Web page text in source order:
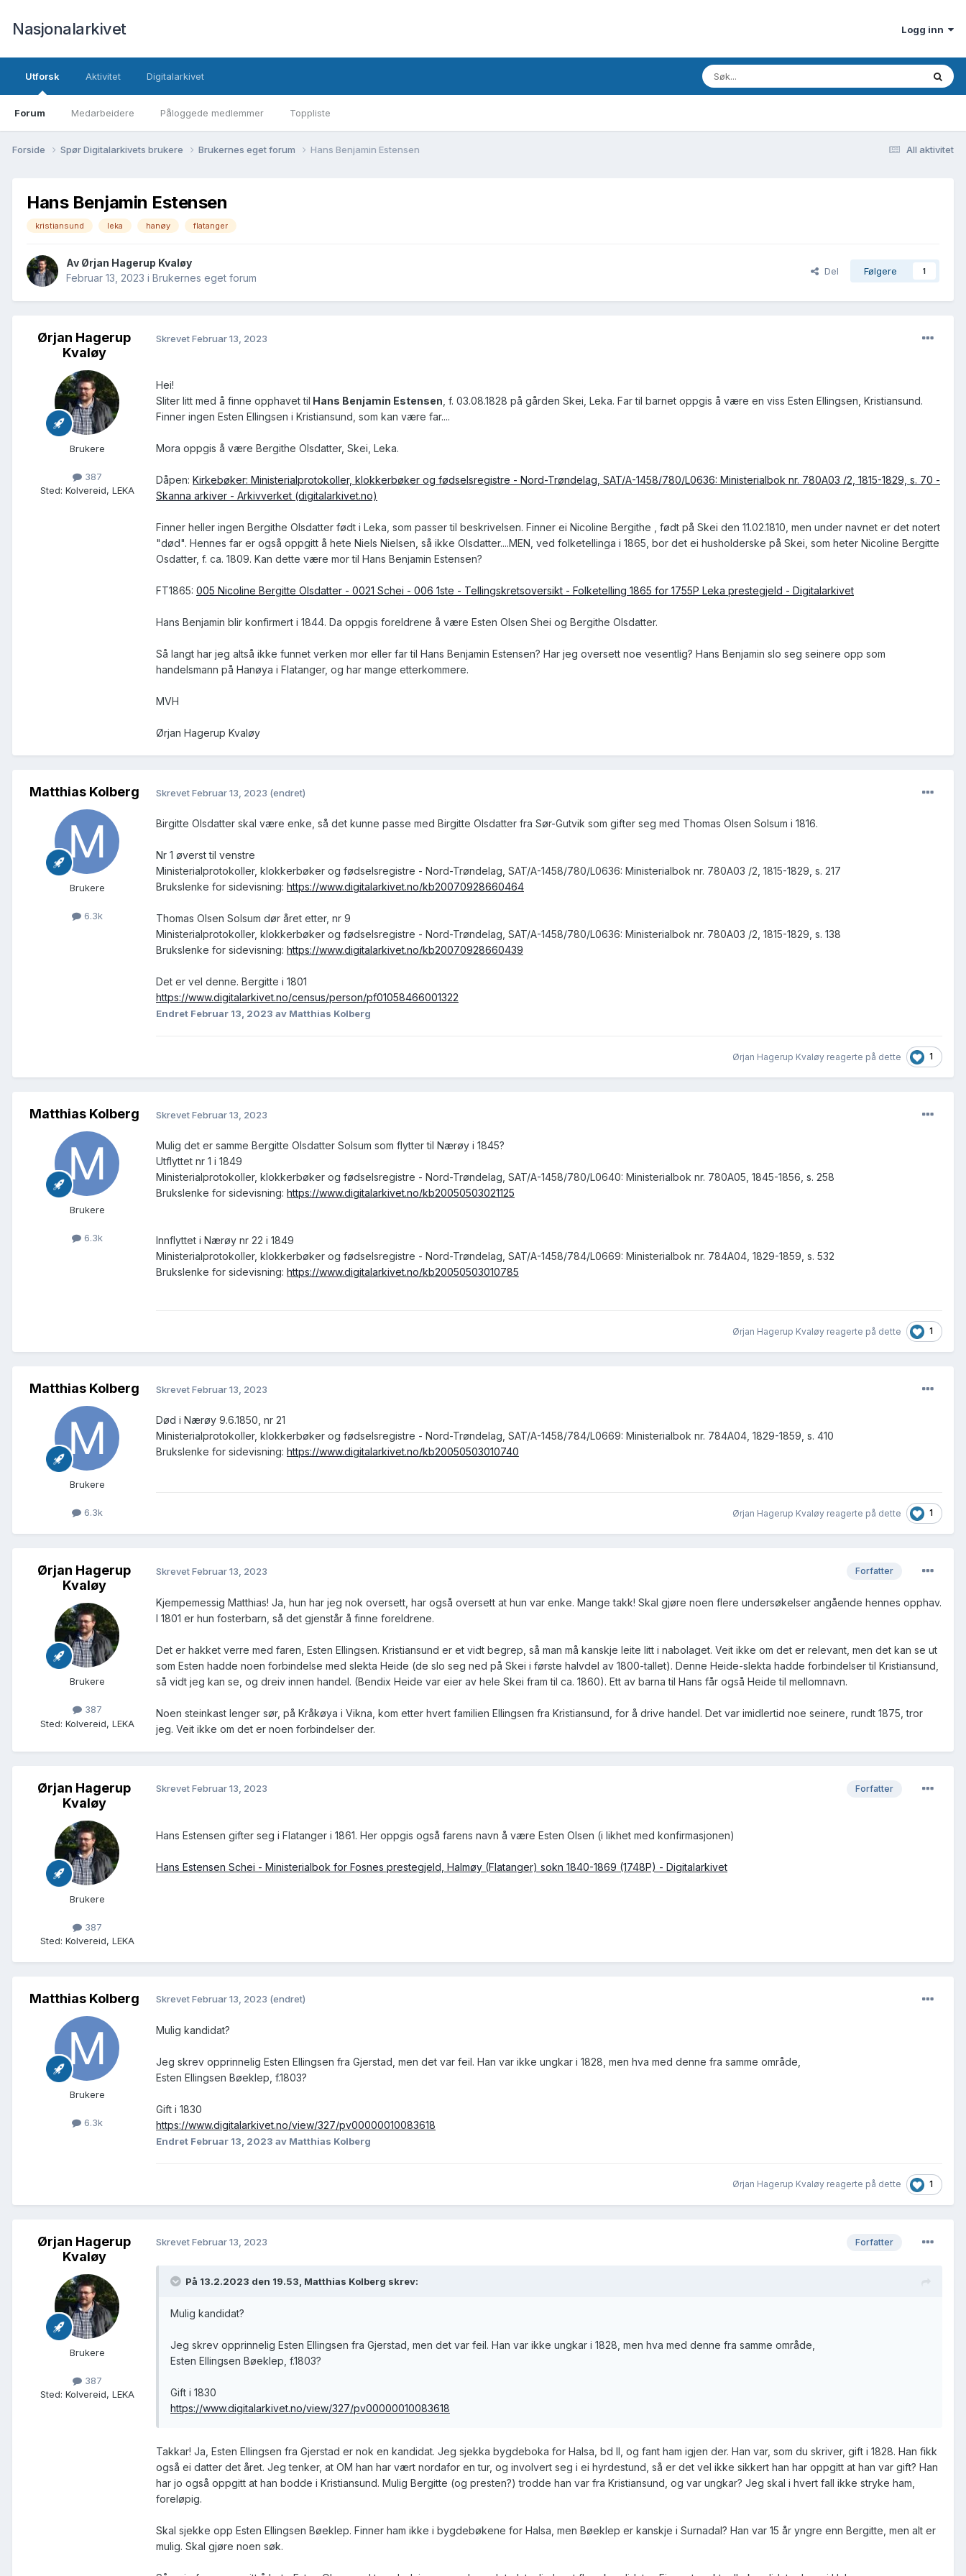
Nasjonalarkivet Logg inn
Utforsk
Forum Medarbeidere Påloggede medlemmer Toppliste
Aktivitet Digitalarkivet
All aktivitet
Forside Spør Digitalarkivets brukere Brukernes eget forum Hans Benjamin Estensen
Hans Benjamin Estensen
kristiansund leka hanøy flatanger
Av Ørjan Hagerup Kvaløy
Februar 13, 2023 i Brukernes eget forum
Del Følgere 1
Ørjan Hagerup
Kvaløy
Brukere
387
Sted: Kolvereid, LEKA
SkrevetFebruar 13, 2023
Hei!
Sliter litt med å finne opphavet til Hans Benjamin Estensen , f. 03.08.1828 på gården Skei, Leka. Far til barnet oppgis å være en viss Esten Ellingsen, Kristiansund.
Finner ingen Esten Ellingsen i Kristiansund, som kan være far....
Mora oppgis å være Bergithe Olsdatter, Skei, Leka.
Dåpen: Kirkebøker: Ministerialprotokoller, klokkerbøker og fødselsregistre - Nord-Trøndelag, SAT/A-1458/780/L0636: Ministerialbok nr. 780A03 /2, 1815-1829, s. 70 -
Skanna arkiver - Arkivverket (digitalarkivet.no)
Finner heller ingen Bergithe Olsdatter født i Leka, som passer til beskrivelsen. Finner ei Nicoline Bergithe , født på Skei den 11.02.1810, men under navnet er det notert
"død". Hennes far er også oppgitt å hete Niels Nielsen, så ikke Olsdatter....MEN, ved folketellinga i 1865, bor det ei husholderske på Skei, som heter Nicoline Bergitte
Osdatter, f. ca. 1809. Kan dette være mor til Hans Benjamin Estensen?
FT1865: 005 Nicoline Bergitte Olsdatter - 0021 Schei - 006 1ste - Tellingskretsoversikt - Folketelling 1865 for 1755P Leka prestegjeld - Digitalarkivet
Hans Benjamin blir konfirmert i 1844. Da oppgis foreldrene å være Esten Olsen Shei og Bergithe Olsdatter.
Så langt har jeg altså ikke funnet verken mor eller far til Hans Benjamin Estensen? Har jeg oversett noe vesentlig? Hans Benjamin slo seg seinere opp som
handelsmann på Hanøya i Flatanger, og har mange etterkommere.
MVH
Ørjan Hagerup Kvaløy
Matthias Kolberg
Brukere
6.3k
SkrevetFebruar 13, 2023 (endret)
Birgitte Olsdatter skal være enke, så det kunne passe med Birgitte Olsdatter fra Sør-Gutvik som gifter seg med Thomas Olsen Solsum i 1816.
Nr 1 øverst til venstre
Ministerialprotokoller, klokkerbøker og fødselsregistre - Nord-Trøndelag, SAT/A-1458/780/L0636: Ministerialbok nr. 780A03 /2, 1815-1829, s. 217
Brukslenke for sidevisning: https://www.digitalarkivet.no/kb20070928660464
Thomas Olsen Solsum dør året etter, nr 9
Ministerialprotokoller, klokkerbøker og fødselsregistre - Nord-Trøndelag, SAT/A-1458/780/L0636: Ministerialbok nr. 780A03 /2, 1815-1829, s. 138
Brukslenke for sidevisning: https://www.digitalarkivet.no/kb20070928660439
Det er vel denne. Bergitte i 1801
https://www.digitalarkivet.no/census/person/pf01058466001322
Endret Februar 13, 2023 av Matthias Kolberg
Ørjan Hagerup Kvaløy reagerte på dette 1
Matthias Kolberg
Brukere
6.3k
SkrevetFebruar 13, 2023
Mulig det er samme Bergitte Olsdatter Solsum som flytter til Nærøy i 1845?
Utflyttet nr 1 i 1849
Ministerialprotokoller, klokkerbøker og fødselsregistre - Nord-Trøndelag, SAT/A-1458/780/L0640: Ministerialbok nr. 780A05, 1845-1856, s. 258
Brukslenke for sidevisning: https://www.digitalarkivet.no/kb20050503021125
Innflyttet i Nærøy nr 22 i 1849
Ministerialprotokoller, klokkerbøker og fødselsregistre - Nord-Trøndelag, SAT/A-1458/784/L0669: Ministerialbok nr. 784A04, 1829-1859, s. 532
Brukslenke for sidevisning: https://www.digitalarkivet.no/kb20050503010785
Ørjan Hagerup Kvaløy reagerte på dette 1
Matthias Kolberg
Brukere
6.3k
SkrevetFebruar 13, 2023
Død i Nærøy 9.6.1850, nr 21
Ministerialprotokoller, klokkerbøker og fødselsregistre - Nord-Trøndelag, SAT/A-1458/784/L0669: Ministerialbok nr. 784A04, 1829-1859, s. 410
Brukslenke for sidevisning: https://www.digitalarkivet.no/kb20050503010740
Ørjan Hagerup Kvaløy reagerte på dette 1
Ørjan Hagerup
Kvaløy
Brukere
387
Sted: Kolvereid, LEKA
Forfatter
SkrevetFebruar 13, 2023
Kjempemessig Matthias! Ja, hun har jeg nok oversett, har også oversett at hun var enke. Mange takk! Skal gjøre noen flere undersøkelser angående hennes opphav.
I 1801 er hun fosterbarn, så det gjenstår å finne foreldrene.
Det er hakket verre med faren, Esten Ellingsen. Kristiansund er et vidt begrep, så man må kanskje leite litt i nabolaget. Veit ikke om det er relevant, men det kan se ut
som Esten hadde noen forbindelse med slekta Heide (de slo seg ned på Skei i første halvdel av 1800-tallet). Denne Heide-slekta hadde forbindelser til Kristiansund,
så vidt jeg kan se, og dreiv innen handel. (Bendix Heide var eier av hele Skei fram til ca. 1860). Ett av barna til Hans får også Heide til mellomnavn.
Noen steinkast lenger sør, på Kråkøya i Vikna, kom etter hvert familien Ellingsen fra Kristiansund, for å drive handel. Det var imidlertid noe seinere, rundt 1875, tror
jeg. Veit ikke om det er noen forbindelser der.
Ørjan Hagerup
Kvaløy
Brukere
387
Sted: Kolvereid, LEKA
Forfatter
SkrevetFebruar 13, 2023
Hans Estensen gifter seg i Flatanger i 1861. Her oppgis også farens navn å være Esten Olsen (i likhet med konfirmasjonen)
Hans Estensen Schei - Ministerialbok for Fosnes prestegjeld, Halmøy (Flatanger) sokn 1840-1869 (1748P) - Digitalarkivet
Matthias Kolberg
Brukere
6.3k
SkrevetFebruar 13, 2023 (endret)
Mulig kandidat?
Jeg skrev opprinnelig Esten Ellingsen fra Gjerstad, men det var feil. Han var ikke ungkar i 1828, men hva med denne fra samme område,
Esten Ellingsen Bøeklep, f.1803?
Gift i 1830
https://www.digitalarkivet.no/view/327/pv00000010083618
Endret Februar 13, 2023 av Matthias Kolberg
Ørjan Hagerup Kvaløy reagerte på dette 1
Ørjan Hagerup
Kvaløy
Brukere
387
Sted: Kolvereid, LEKA
Forfatter
SkrevetFebruar 13, 2023
På 13.2.2023 den 19.53, Matthias Kolberg skrev:
Mulig kandidat?
Jeg skrev opprinnelig Esten Ellingsen fra Gjerstad, men det var feil. Han var ikke ungkar i 1828, men hva med denne fra samme område,
Esten Ellingsen Bøeklep, f.1803?
Gift i 1830
https://www.digitalarkivet.no/view/327/pv00000010083618
Takkar! Ja, Esten Ellingsen fra Gjerstad er nok en kandidat. Jeg sjekka bygdeboka for Halsa, bd II, og fant ham igjen der. Han var, som du skriver, gift i 1828. Han fikk
også ei datter det året. Jeg tenker, at OM han har vært nordafor en tur, og involvert seg i ei hyrdestund, så er det vel ikke sikkert han har oppgitt at han var gift? Han
har jo også oppgitt at han bodde i Kristiansund. Mulig Bergitte (og presten?) trodde han var fra Kristiansund, og var ungkar? Jeg skal i hvert fall ikke stryke ham,
foreløpig.
Skal sjekke opp Esten Ellingsen Bøeklep. Finner ham ikke i bygdebøkene for Halsa, men Bøeklep er kanskje i Surnadal? Han var 15 år yngre enn Bergitte, men alt er
mulig. Skal gjøre noen søk.